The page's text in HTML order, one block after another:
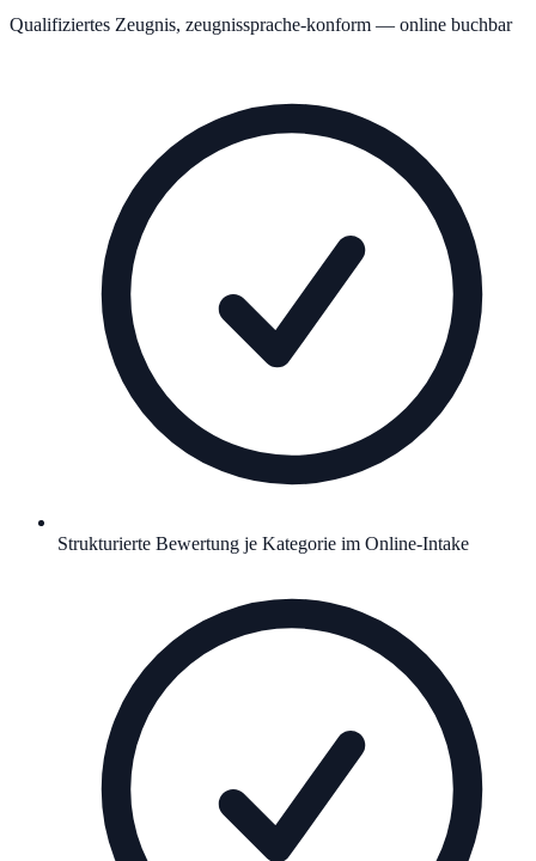
Qualifiziertes Zeugnis, zeugnissprache-konform — online buchbar
Strukturierte Bewertung je Kategorie im Online-Intake